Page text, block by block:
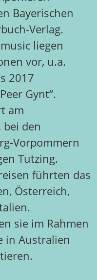
Bayerischen
Verlag.
liegen
vor, u.a.
2017
Gynt“.
am
bei den
Vorpommern
Tutzing.
führten das
Österreich,
sie im Rahmen
in Australien